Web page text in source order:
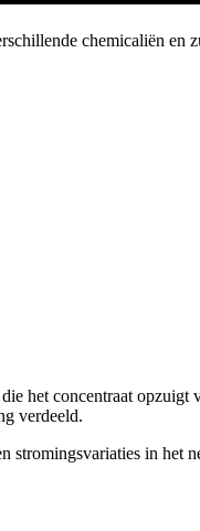
chemicaliën en
het concentraat opzuigt
verdeeld.
stromingsvariaties in het